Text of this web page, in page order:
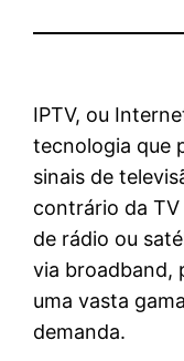
IPTV, ou
tecnologia que
sinais de
contrário da
de rádio ou
via broadband,
uma vasta
demanda.